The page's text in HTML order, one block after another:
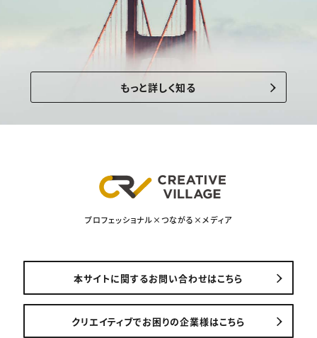
もっと詳しく知る
プロフェッショナル×つながる×メディア
本サイトに関するお問い合わせはこちら
クリエイティブでお困りの企業様はこちら